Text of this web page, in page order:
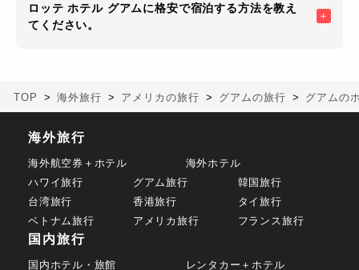
ロッテ ホテル グアムに格安で宿泊する方法を教え
てください。
TOP 海外旅行 アメリカの旅行 グアムの旅行 グアムの
海外旅行
海外航空券＋ホテル
海外ホテル
ハワイ旅行
グアム旅行
韓国旅行
台湾旅行
香港旅行
タイ旅行
ベトナム旅行
アメリカ旅行 フランス旅行
国内旅行
国内ホテル・旅館 レンタカー＋ホテル